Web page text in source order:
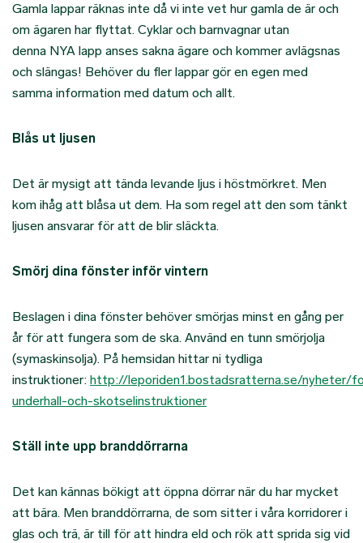
Gamla lappar räknas inte då vi inte vet hur gamla de är och
om ägaren har flyttat. Cyklar och barnvagnar utan
denna NYA lapp anses sakna ägare och kommer avlägsnas
och slängas! Behöver du fler lappar gör en egen med
samma information med datum och allt.
Blås ut ljusen
Det är mysigt att tända levande ljus i höstmörkret. Men
kom ihåg att blåsa ut dem. Ha som regel att den som tänkt
ljusen ansvarar för att de blir släckta.
Smörj dina fönster inför vintern
Beslagen i dina fönster behöver smörjas minst en gång per
år för att fungera som de ska. Använd en tunn smörjolja
(symaskinsolja). På hemsidan hittar ni tydliga
instruktioner: http://leporiden1.bostadsratterna.se/nyheter/
underhall-och-skotselinstruktioner
Ställ inte upp branddörrarna
Det kan kännas bökigt att öppna dörrar när du har mycket
att bära. Men branddörrarna, de som sitter i våra korridorer i
glas och trä, är till för att hindra eld och rök att sprida sig vid